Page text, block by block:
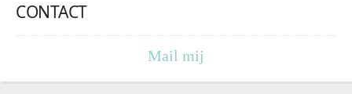
CONTACT
Mail mij